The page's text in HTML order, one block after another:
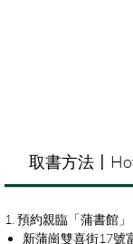
取書方法〡
1. 預約親臨「蒲書館
新蒲崗雙喜街17號